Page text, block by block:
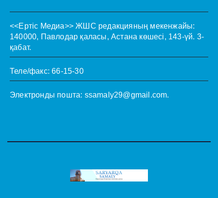
<<Ертіс Медиа>> ЖШС редакцияның мекенжайы:
140000, Павлодар қаласы, Астана көшесі, 143-үй. 3-
қабат.
Теле/факс: 66-15-30
Электронды пошта: ssamaly29@gmail.com.